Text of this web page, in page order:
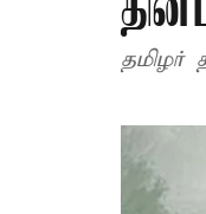
தமிழர்